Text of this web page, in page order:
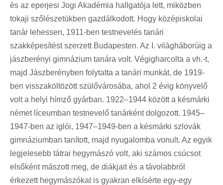
és az eperjesi Jogi Akadémia hallgatója lett, miközben
tokaji szőlészetükben gazdálkodott. Hogy középiskolai
tanár lehessen, 1911-ben testnevelés tanári
szakképesítést szerzett Budapesten. Az I. világháborúig a
jászberényi gimnázium tanára volt. Végigharcolta a vh.-t,
majd Jászberényben folytatta a tanári munkát, de 1919-
ben visszaköltözött szülővárosába, ahol 2 évig könyvelő
volt a helyi hímző gyárban. 1922–1944 között a késmárki
német líceumban testnevelő tanárként dolgozott. 1945–
1947-ben az iglói, 1947–1949-ben a késmárki szlovák
gimnáziumban tanított, majd nyugalomba vonult. Az egyik
legjelesebb tátrai hegymászó volt, aki számos csúcsot
elsőként mászott meg, de diákjait és a távolabbról
érkezett hegymászókat is gyakran elkísérte egy-egy